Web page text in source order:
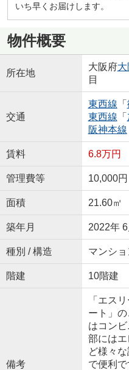
いち早くお届けします。
物件概要
所在地
大阪府大
目
交通
東西線 「
東西線 「
阪神本線
賃料 6.8万円
管理費等 10,000円
面積 21.60㎡
築年月 2022年
種別 / 構造 マンシ
階建 10階建
備考
「エス
ート」
はコン
部には
ど様々
で便利